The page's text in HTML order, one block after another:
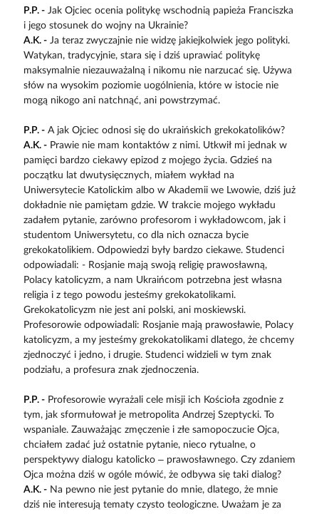
P.P. -Jak Ojciec ocenia politykę wschodnią papieża Franciszka
i jego stosunek do wojny na Ukrainie?
A.K. -Ja teraz zwyczajnie nie widzę jakiejkolwiek jego polityki.
Watykan, tradycyjnie, stara się i dziś uprawiać politykę
maksymalnie niezauważalną i nikomu nie narzucać się. Używa
słów na wysokim poziomie uogólnienia, które w istocie nie
mogą nikogo ani natchnąć, ani powstrzymać.
P.P. -A jak Ojciec odnosi się do ukraińskich grekokatolików?
A.K. -Prawie nie mam kontaktów z nimi. Utkwił mi jednak w
pamięci bardzo ciekawy epizod z mojego życia. Gdzieś na
początku lat dwutysięcznych, miałem wykład na
Uniwersytecie Katolickim albo w Akademii we Lwowie, dziś już
dokładnie nie pamiętam gdzie. W trakcie mojego wykładu
zadałem pytanie, zarówno profesorom i wykładowcom, jak i
studentom Uniwersytetu, co dla nich oznacza bycie
grekokatolikiem. Odpowiedzi były bardzo ciekawe. Studenci
odpowiadali: - Rosjanie mają swoją religię prawosławną,
Polacy katolicyzm, a nam Ukraińcom potrzebna jest własna
religia i z tego powodu jesteśmy grekokatolikami.
Grekokatolicyzm nie jest ani polski, ani moskiewski.
Profesorowie odpowiadali: Rosjanie mają prawosławie, Polacy
katolicyzm, a my jesteśmy grekokatolikami dlatego, że chcemy
zjednoczyć i jedno, i drugie. Studenci widzieli w tym znak
podziału, a profesura znak zjednoczenia.
P.P. -Profesorowie wyrażali cele misji ich Kościoła zgodnie z
tym, jak sformułował je metropolita Andrzej Szeptycki. To
wspaniale. Zauważając zmęczenie i złe samopoczucie Ojca,
chciałem zadać już ostatnie pytanie, nieco rytualne, o
perspektywy dialogu katolicko – prawosławnego. Czy zdaniem
Ojca można dziś w ogóle mówić, że odbywa się taki dialog?
A.K. -Na pewno nie jest pytanie do mnie, dlatego, że mnie
dziś nie interesują tematy czysto teologiczne. Uważam je za